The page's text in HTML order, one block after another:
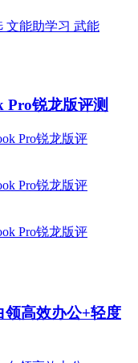
Pro锐龙版评测
领高效办公+轻度